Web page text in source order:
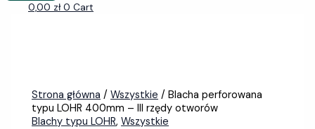
0,00 zł 0 Cart
Strona główna /Wszystkie / Blacha perforowana
typu LOHR 400mm – III rzędy otworów
Blachy typu LOHR,Wszystkie